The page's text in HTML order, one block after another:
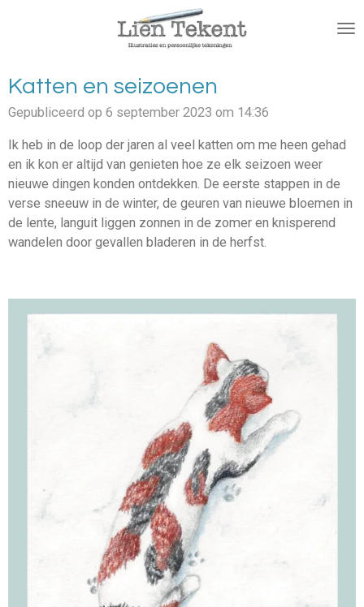
de
hoofdinhoud
Katten en seizoenen
Gepubliceerd op 6 september 2023 om 14:36
Ik heb in de loop der jaren al veel katten om me heen gehad
en ik kon er altijd van genieten hoe ze elk seizoen weer
nieuwe dingen konden ontdekken. De eerste stappen in de
verse sneeuw in de winter, de geuren van nieuwe bloemen in
de lente, languit liggen zonnen in de zomer en knisperend
wandelen door gevallen bladeren in de herfst.